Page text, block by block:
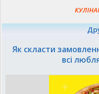
Як скласти
всі